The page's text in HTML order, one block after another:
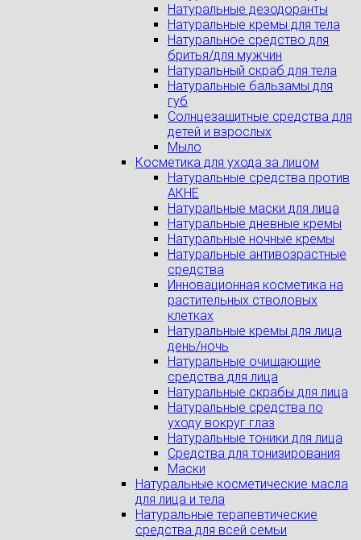
Натуральные дезодоранты
Натуральные кремы для тела
Натуральное средство для
бритья/для мужчин
Натуральный скраб для тела
Натуральные бальзамы для
губ
Солнцезащитные средства для
детей и взрослых
Мыло
Косметика для ухода за лицом
Натуральные средства против
АКНЕ
Натуральные маски для лица
Натуральные дневные кремы
Натуральные ночные кремы
Натуральные антивозрастные
средства
Инновационная косметика на
растительных стволовых
клетках
Натуральные кремы для лица
день/ночь
Натуральные очищающие
средства для лица
Натуральные скрабы для лица
Натуральные средства по
уходу вокруг глаз
Натуральные тоники для лица
Средства для тонизирования
Маски
Натуральные косметические масла
для лица и тела
Натуральные терапевтические
средства для всей семьи